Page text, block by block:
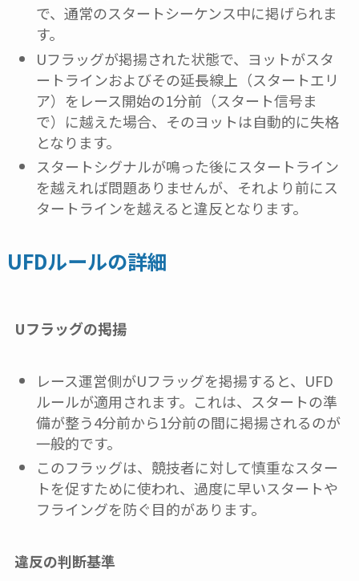
で、通常のスタートシーケンス中に掲げられま
す。
Uフラッグが掲揚された状態で、ヨットがスタ
ートラインおよびその延長線上（スタートエリ
ア）をレース開始の1分前（スタート信号ま
で）に越えた場合、そのヨットは自動的に失格
となります。
スタートシグナルが鳴った後にスタートライン
を越えれば問題ありませんが、それより前にス
タートラインを越えると違反となります。
UFDルールの詳細
Uフラッグの掲揚
レース運営側がUフラッグを掲揚すると、UFD
ルールが適用されます。これは、スタートの準
備が整う4分前から1分前の間に掲揚されるのが
一般的です。
このフラッグは、競技者に対して慎重なスター
トを促すために使われ、過度に早いスタートや
フライングを防ぐ目的があります。
違反の判断基準